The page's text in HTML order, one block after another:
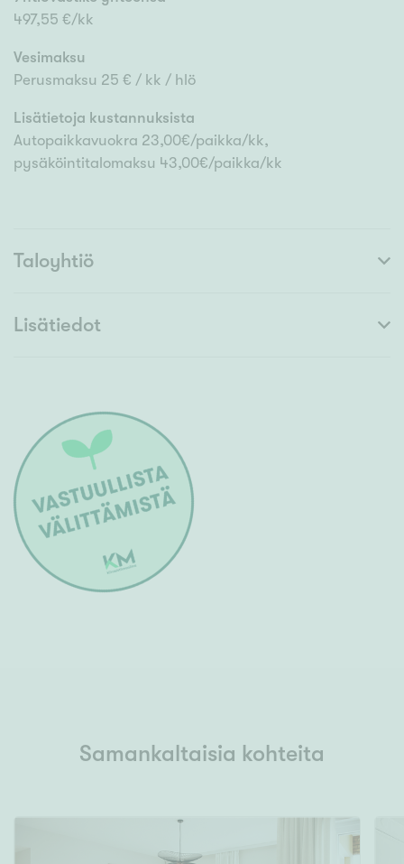
497,55 €/kk
Vesimaksu
Perusmaksu 25 € / kk / hlö
Lisätietoja kustannuksista
Autopaikkavuokra 23,00€/paikka/kk,
pysäköintitalomaksu 43,00€/paikka/kk
Taloyhtiö
Lisätiedot
Samankaltaisia kohteita